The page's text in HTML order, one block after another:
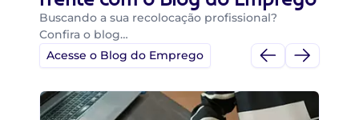
Buscando a sua recolocação profissional?
Confira o blog…
Acesse o Blog do Emprego